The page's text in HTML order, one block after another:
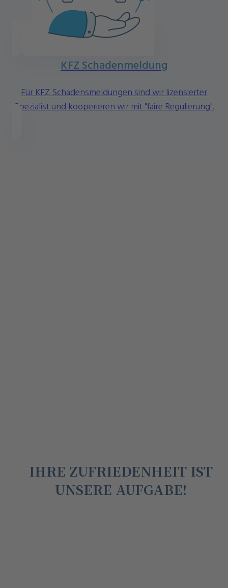
KFZ Schadenmeldung
Für KFZ Schadensmeldungen sind wir lizensierter
Spezialist und kooperieren wir mit "faire Regulierung".
IHRE ZUFRIEDENHEIT IST
UNSERE AUFGABE!